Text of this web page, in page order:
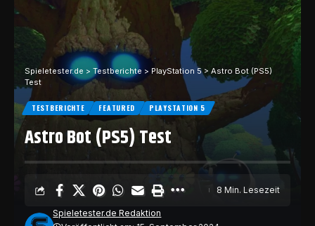
Spieletester.de > Testberichte > PlayStation 5> Astro Bot (PS5)
Test
TESTBERICHTE FEATURED PLAYSTATION 5
Astro Bot (PS5) Test
Spieletester.de Redaktion
8 Min. Lesezeit